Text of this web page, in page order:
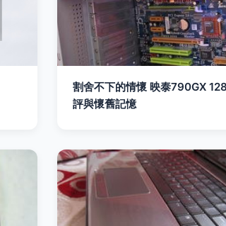
割舍不下的情懷 映泰790GX
評與懷舊記憶